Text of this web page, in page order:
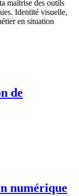
maîtrise des outils
Identité visuelle,
en situation
de
numérique